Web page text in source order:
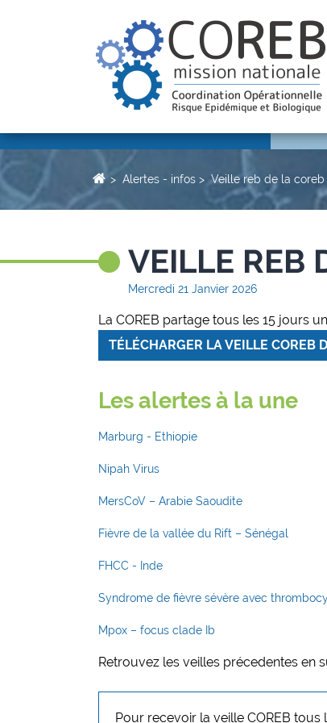
Alertes - infos Veille reb de la coreb
VEILLE REB
Mercredi 21 Janvier 2026
La COREB partage tous les 15 jours
TÉLÉCHARGER LA VEILLE COREB
Les alertes à la une
Marburg - Ethiopie
Nipah Virus
MersCoV – Arabie Saoudite
Fièvre de la vallée du Rift – Sénégal
FHCC - Inde
Syndrome de fièvre sévère avec
Mpox – focus clade Ib
Retrouvez les veilles précedentes en
Pour recevoir la veille COREB